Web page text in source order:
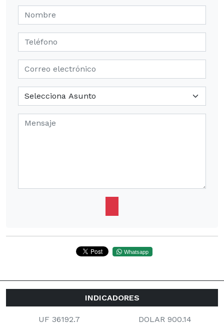
Whatsapp
INDICADORES
UF 36192.7
DOLAR 900.14